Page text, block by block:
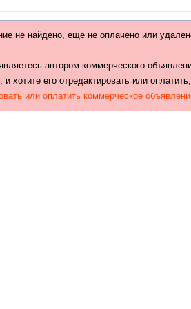
не найдено, еще не оплачено или
автором коммерческого
и хотите его отредактировать или
или оплатить коммерческое